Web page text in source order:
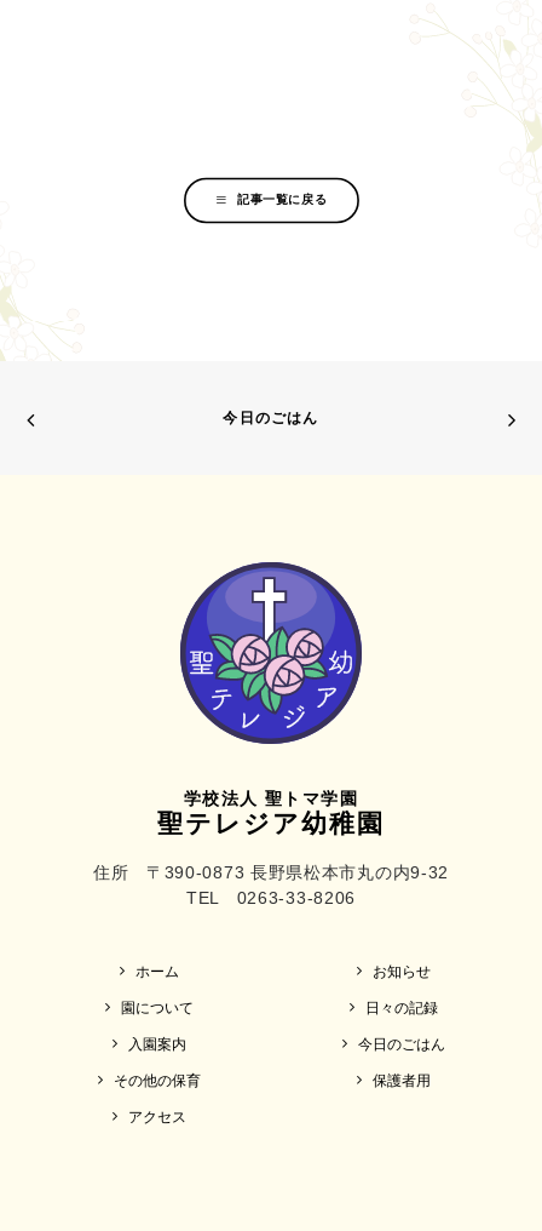
記事一覧に戻る
今日のごはん
学校法人 聖トマ学園
聖テレジア幼稚園
住所 〒390-0873 長野県松本市丸の内9-32
TEL 0263-33-8206
ホーム
園について
入園案内
その他の保育
アクセス
お知らせ
日々の記録
今日のごはん
保護者用